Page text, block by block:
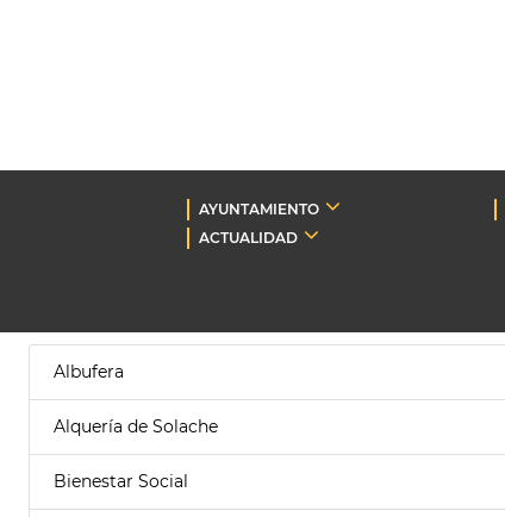
AYUNTAMIENTO
ACTUALIDAD
Albufera
Alquería de Solache
Bienestar Social